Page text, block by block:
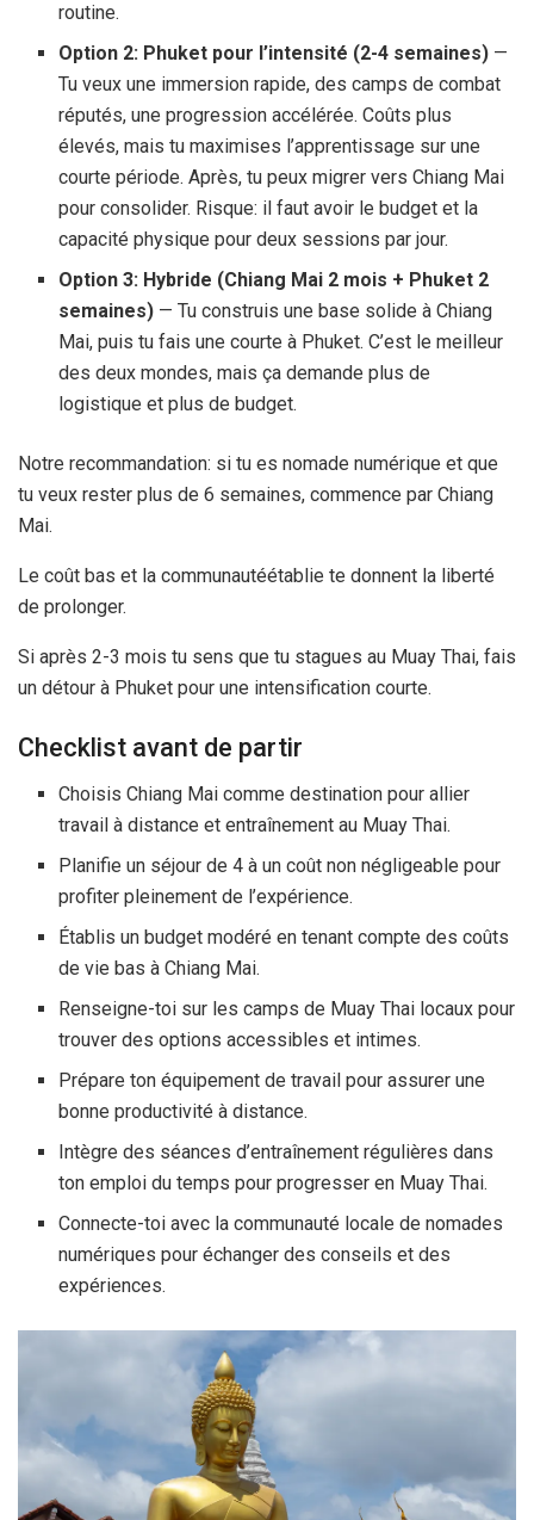
routine.
Option 2: Phuket pour l’intensité (2-4 semaines) —
Tu veux une immersion rapide, des camps de combat
réputés, une progression accélérée. Coûts plus
élevés, mais tu maximises l’apprentissage sur une
courte période. Après, tu peux migrer vers Chiang Mai
pour consolider. Risque: il faut avoir le budget et la
capacité physique pour deux sessions par jour.
Option 3: Hybride (Chiang Mai 2 mois + Phuket 2
semaines) — Tu construis une base solide à Chiang
Mai, puis tu fais une courte à Phuket. C’est le meilleur
des deux mondes, mais ça demande plus de
logistique et plus de budget.
Notre recommandation: si tu es nomade numérique et que
tu veux rester plus de 6 semaines, commence par Chiang
Mai.
Le coût bas et la communautéétablie te donnent la liberté
de prolonger.
Si après 2-3 mois tu sens que tu stagues au Muay Thai, fais
un détour à Phuket pour une intensification courte.
Checklist avant de partir
Choisis Chiang Mai comme destination pour allier
travail à distance et entraînement au Muay Thai.
Planifie un séjour de 4 à un coût non négligeable pour
profiter pleinement de l’expérience.
Établis un budget modéré en tenant compte des coûts
de vie bas à Chiang Mai.
Renseigne-toi sur les camps de Muay Thai locaux pour
trouver des options accessibles et intimes.
Prépare ton équipement de travail pour assurer une
bonne productivité à distance.
Intègre des séances d’entraînement régulières dans
ton emploi du temps pour progresser en Muay Thai.
Connecte-toi avec la communauté locale de nomades
numériques pour échanger des conseils et des
expériences.